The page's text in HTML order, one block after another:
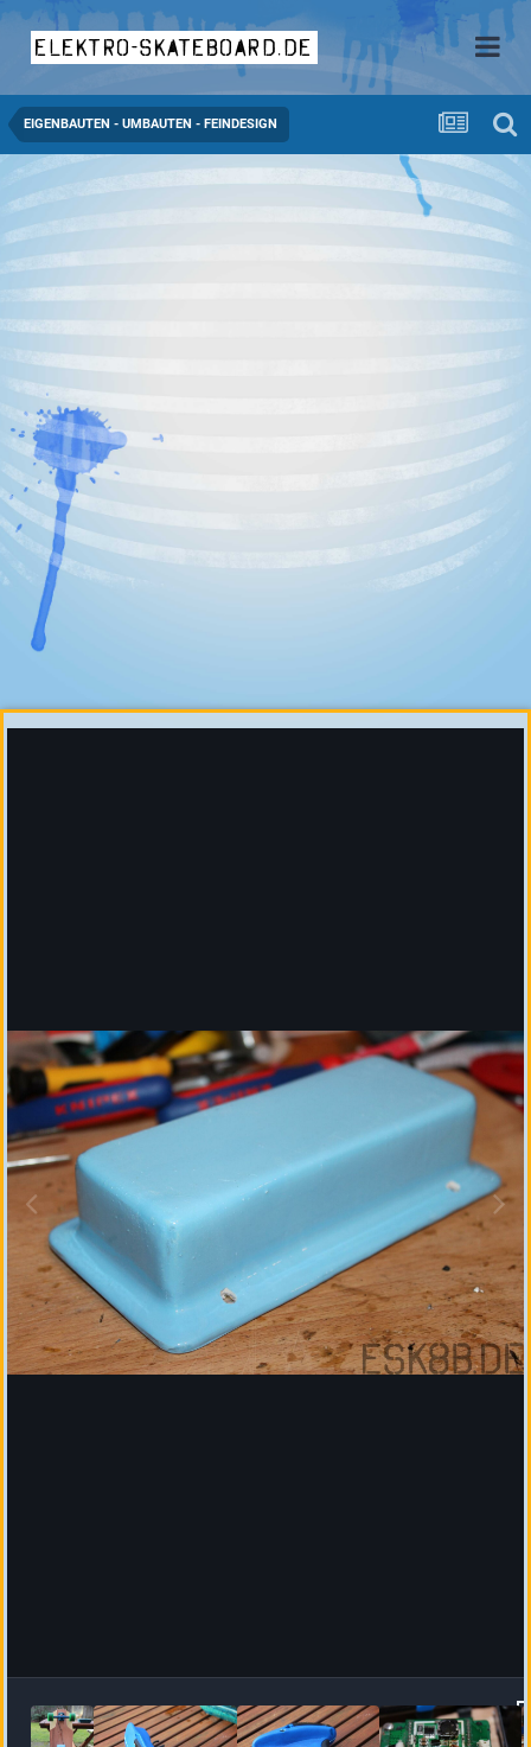
elektro-skateboard.de
EIGENBAUTEN - UMBAUTEN - FEINDESIGN